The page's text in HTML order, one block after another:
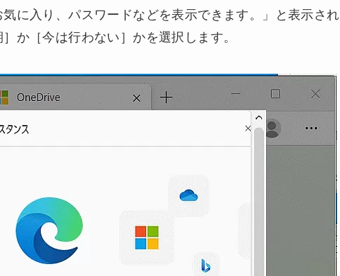
に入り、パスワードなどを表示できます。」と表示され
か［今は行わない］かを選択します。